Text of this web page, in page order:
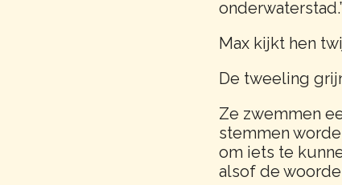
Max kijkt hen
De tweeling
Ze zwemmen
stemmen
om iets te
alsof de